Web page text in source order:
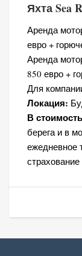
Яхта Sea
Аренда
евро +
Аренда
850 евро +
Для
Локация:
В
берега и в
ежедневное